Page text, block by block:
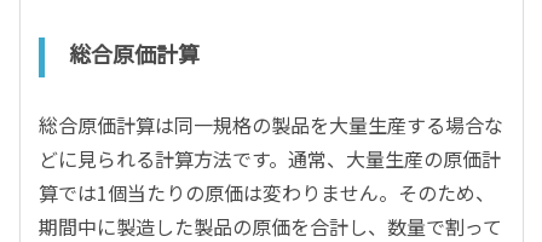
総合原価計算
総合原価計算は同一規格の製品を大量生産する場合な
どに見られる計算方法です。通常、大量生産の原価計
算では1個当たりの原価は変わりません。そのため、
期間中に製造した製品の原価を合計し、数量で割って